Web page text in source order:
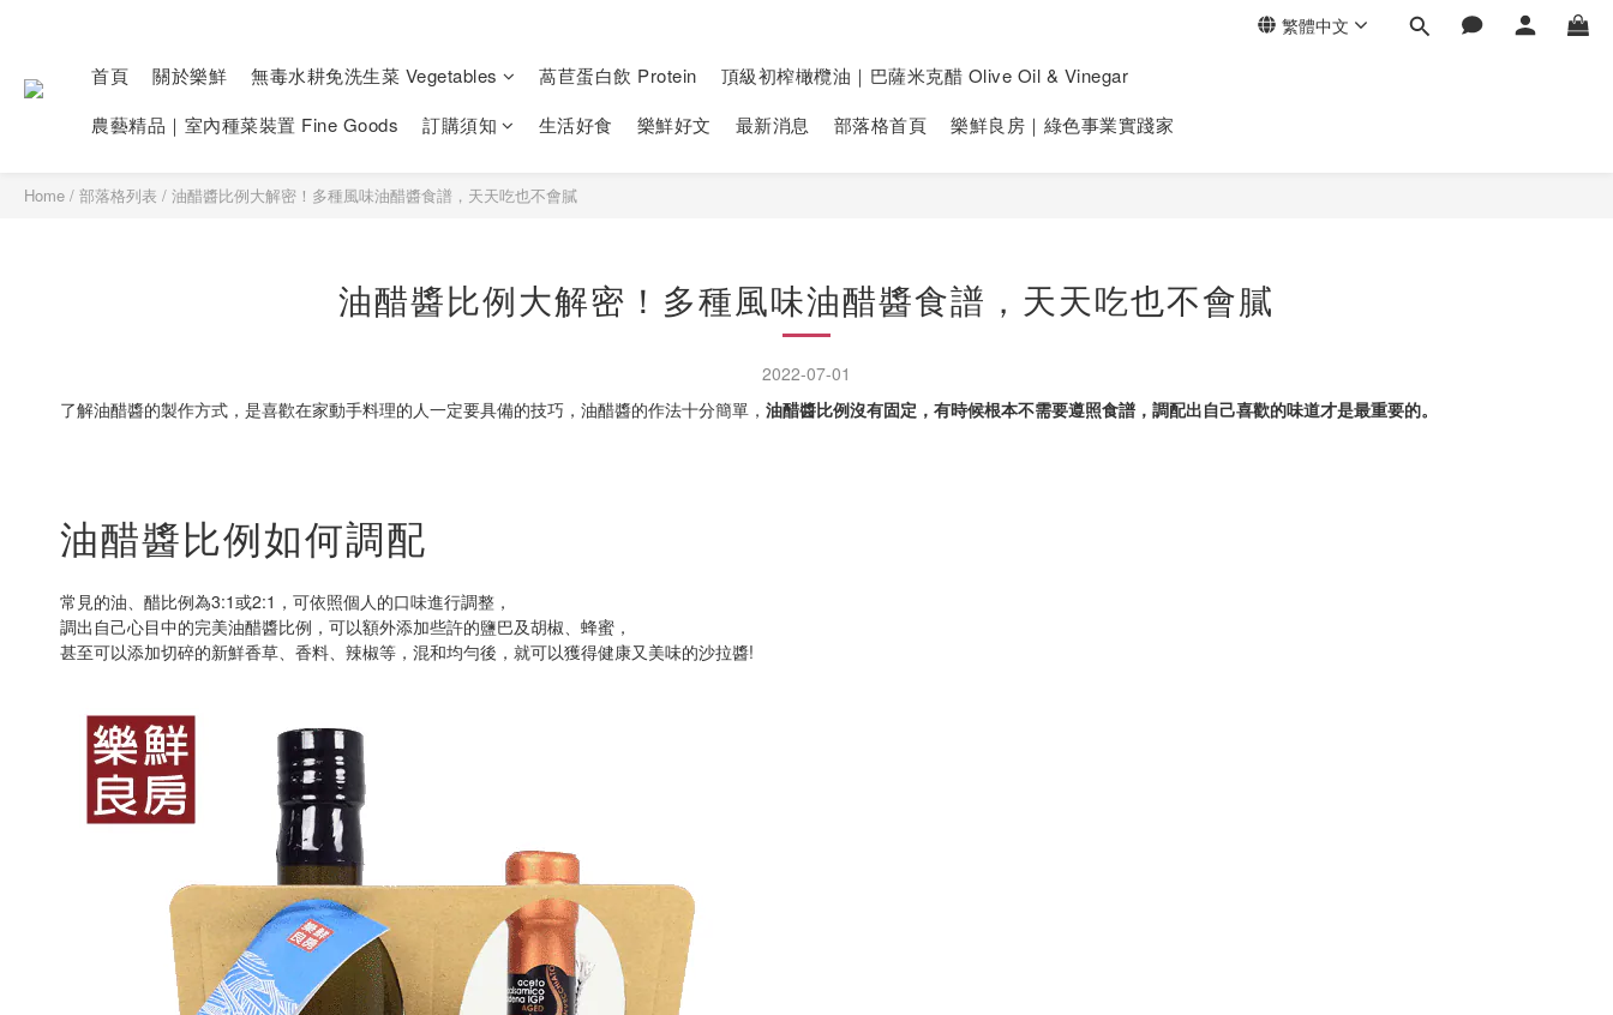
繁體中文
首頁 關於樂鮮 無毒水耕免洗生菜 Vegetables 萵苣蛋白飲 Protein
頂級初榨橄欖油｜巴薩米克醋 Olive Oil & Vinegar
農藝精品｜室內種菜裝置 Fine Goods
訂購須知 生活好食 樂鮮好文 最新消息 部落格首頁 樂鮮良房｜綠色事業實踐家
Home / 部落格列表 / 油醋醬比例大解密！多種風味油醋醬食譜，天天吃也不會膩
油醋醬比例大解密！多種風味油醋醬食譜，天天吃也不會膩
2022-07-01
了解油醋醬的製作方式，是喜歡在家動手料理的人一定要具備的技巧，油醋醬的作法十分簡單， 油醋醬比例沒有固定，有時候根本不需要遵照食譜，調配出自己喜歡的味道才是最重要的。
油醋醬比例如何調配
常見的油、醋比例為3:1或2:1，可依照個人的口味進行調整，
調出自己心目中的完美油醋醬比例，可以額外添加些許的鹽巴及胡椒、蜂蜜，
甚至可以添加切碎的新鮮香草、香料、辣椒等，混和均勻後，就可以獲得健康又美味的沙拉醬!